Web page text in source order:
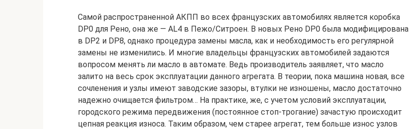
Самой распространенной АКПП во всех французских автомобилях является коробка
DP0 для Рено, она же — AL4 в Пежо/Ситроен. В новых Рено DP0 была модифицирована
в DP2 и DP8, однако процедура замены масла, как и необходимость его регулярной
замены не изменились. И многие владельцы французских автомобилей задаются
вопросом менять ли масло в автомате. Ведь производитель заявляет, что масло
залито на весь срок эксплуатации данного агрегата. В теории, пока машина новая, все
сочленения и узлы имеют заводские зазоры, втулки не изношены, масло достаточно
надежно очищается фильтром… На практике, же, с учетом условий эксплуатации,
городского режима передвижения (постоянное стоп-трогание) зачастую происходит
цепная реакция износа. Таким образом, чем старее агрегат, тем больше износ узлов